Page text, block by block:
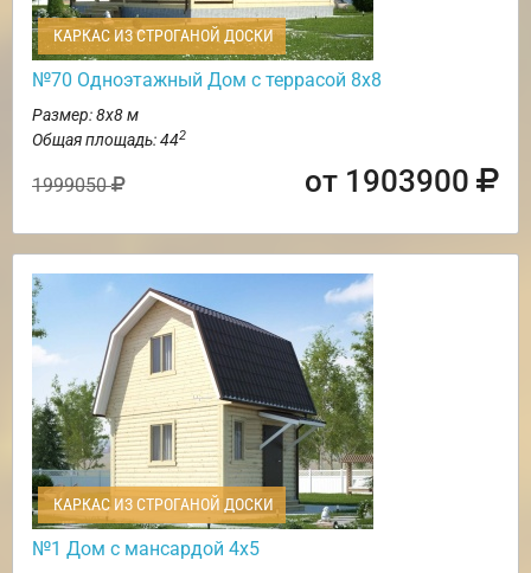
КАРКАС ИЗ СТРОГАНОЙ ДОСКИ
№70 Одноэтажный Дом с террасой 8х8
Размер: 8х8 м
Общая площадь: 442
1999050 от 1903900
КАРКАС ИЗ СТРОГАНОЙ ДОСКИ
№1 Дом с мансардой 4х5